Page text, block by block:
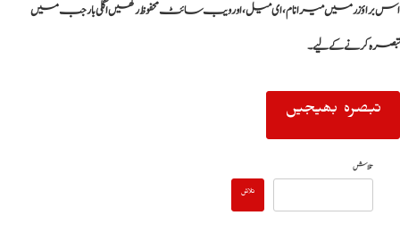
اس براؤزر میں میرا نام، ای میل، اور ویب سائٹ محفوظ رکھیں اگلی بار جب میں
تبصرہ کرنے کےلیے۔
تلاش
تلاش